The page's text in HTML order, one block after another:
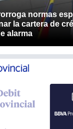
normas
la cartera de
alarma